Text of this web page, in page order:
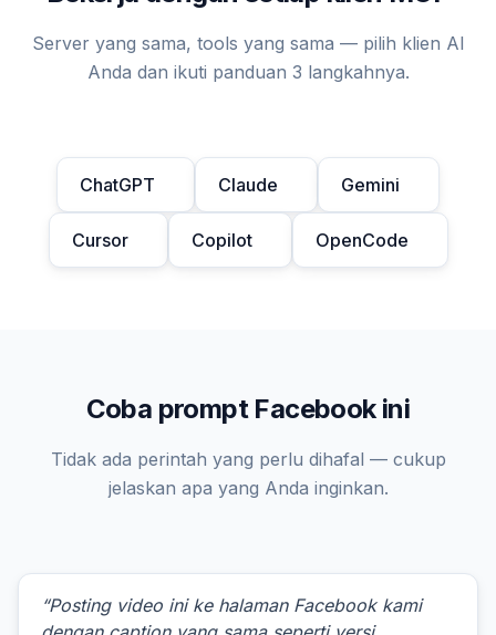
Server yang sama, tools yang sama — pilih klien AI
Anda dan ikuti panduan 3 langkahnya.
ChatGPT Claude Gemini
Cursor Copilot OpenCode
Coba prompt Facebook ini
Tidak ada perintah yang perlu dihafal — cukup
jelaskan apa yang Anda inginkan.
“Posting video ini ke halaman Facebook kami